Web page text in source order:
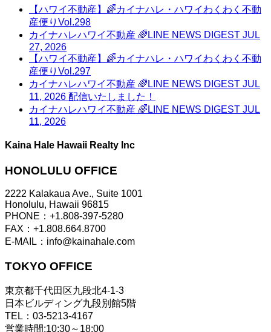
【ハワイ不動産】🌈カイナハレ・ハワイわくわく不動
産便りVol.298
カイナハレハワイ不動産 🌈LINE NEWS DIGEST JUL
27, 2026
【ハワイ不動産】🌈カイナハレ・ハワイわくわく不動
産便りVol.297
カイナハレハワイ不動産 🌈LINE NEWS DIGEST JUL
11, 2026 配信いたしました！
カイナハレハワイ不動産 🌈LINE NEWS DIGEST JUL
11, 2026
Kaina Hale Hawaii Realty Inc
HONOLULU OFFICE
2222 Kalakaua Ave., Suite 1001
Honolulu, Hawaii 96815
PHONE：+1.808-397-5280
FAX：+1.808.664.8700
E-MAIL：info@kainahale.com
TOKYO OFFICE
東京都千代田区九段北4-1-3
日本ビルディング九段別館5階
TEL：03-5213-4167
営業時間:10:30～18:00